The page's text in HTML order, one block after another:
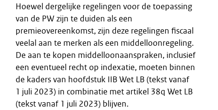
Hoewel dergelijke regelingen voor de toepassing
van de PW zijn te duiden als een
premieovereenkomst, zijn deze regelingen fiscaal
veelal aan te merken als een middelloonregeling.
De aan te kopen middelloonaanspraken, inclusief
een eventueel recht op indexatie, moeten binnen
de kaders van hoofdstuk IIB Wet LB (tekst vanaf
1 juli 2023) in combinatie met artikel 38q Wet LB
(tekst vanaf 1 juli 2023) blijven.